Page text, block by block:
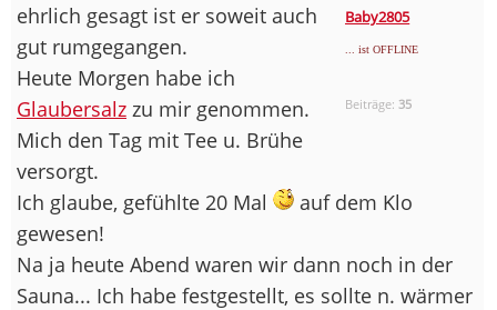
Baby2805
... ist OFFLINE
Beiträge:35
ehrlich gesagt ist er soweit auch
gut rumgegangen.
Heute Morgen habe ich
Glaubersalz zu mir genommen.
Mich den Tag mit Tee u. Brühe
versorgt.
Ich glaube, gefühlte 20 Mal
auf dem Klo
gewesen!
Na ja heute Abend waren wir dann noch in der
Sauna... Ich habe festgestellt, es sollte n. wärmer